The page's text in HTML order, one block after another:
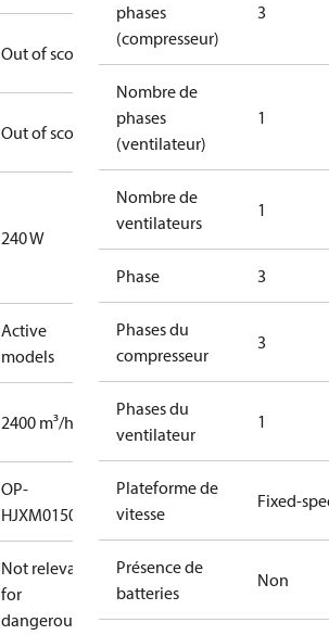
Out of scope
Out of scope
240 W
Active
models
2400 m³/h
OP-
HJXM0150UWG000Q
Not relevant
for
dangerous
phases
(compresseur)
3
Nombre de
phases
(ventilateur)
1
Nombre de
ventilateurs
1
Phase 3
Phases du
compresseur
3
Phases du
ventilateur
1
Plateforme de
vitesse
Fixed-
Présence de
batteries
Non